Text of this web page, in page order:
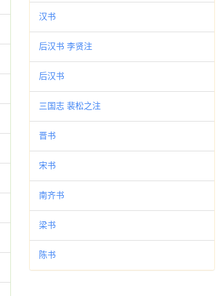
汉书
后汉书 李贤注
后汉书
三国志 裴松之注
晋书
宋书
南齐书
梁书
陈书